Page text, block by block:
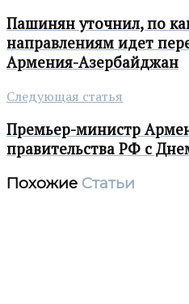
Пашинян уточнил, по
направлениям идет
Армения-Азербайджан
Следующая статья
Премьер-министр
правительства РФ с
Похожие Статьи